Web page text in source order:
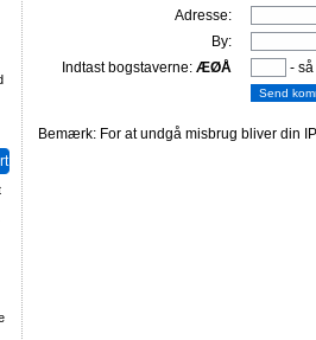
Adresse:
By:
Indtast bogstaverne: ÆØÅ -
Bemærk: For at undgå misbrug bliver din